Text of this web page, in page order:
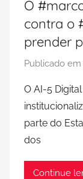
O
contra o
prender
Publicado em
O AI-5
parte do
dos
Continue